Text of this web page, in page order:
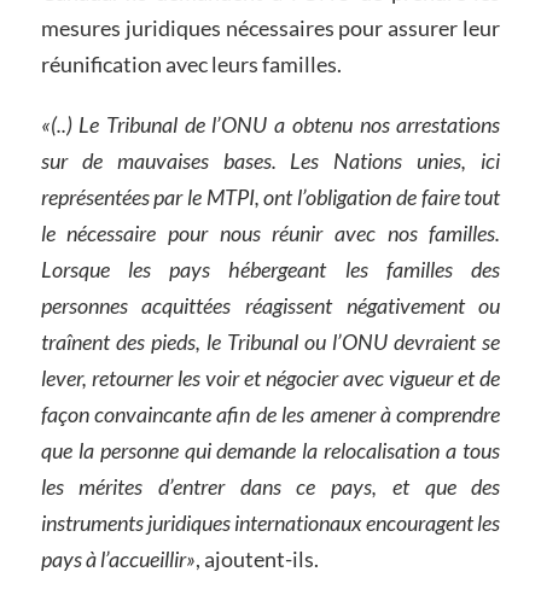
mesures juridiques nécessaires pour assurer leur
réunification avec leurs familles.
«(..) Le Tribunal de l’ONU a obtenu nos arrestations
sur de mauvaises bases. Les Nations unies, ici
représentées par le MTPI, ont l’obligation de faire tout
le nécessaire pour nous réunir avec nos familles.
Lorsque les pays hébergeant les familles des
personnes acquittées réagissent négativement ou
traînent des pieds, le Tribunal ou l’ONU devraient se
lever, retourner les voir et négocier avec vigueur et de
façon convaincante afin de les amener à comprendre
que la personne qui demande la relocalisation a tous
les mérites d’entrer dans ce pays, et que des
instruments juridiques internationaux encouragent les
pays à l’accueillir», ajoutent-ils.